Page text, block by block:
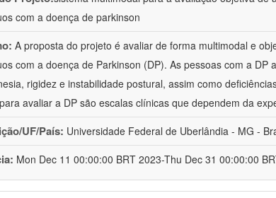
com a doença de parkinson
A proposta do projeto é avaliar de forma multimodal e
com a doença de Parkinson (DP). As pessoas com a DP
rigidez e instabilidade postural, assim como
avaliar a DP são escalas clínicas que dependem da
UF/País: Universidade Federal de Uberlândia - MG -
Mon Dec 11 00:00:00 BRT 2023-Thu Dec 31 00:00:00